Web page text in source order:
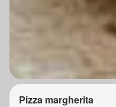
Pizza margherita